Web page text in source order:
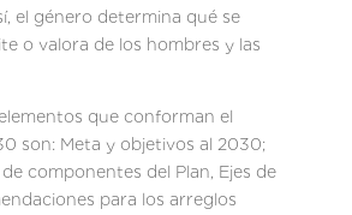
el género determina qué se
o valora de los hombres y las
que conforman el
son: Meta y objetivos al 2030;
componentes del Plan, Ejes de
para los arreglos